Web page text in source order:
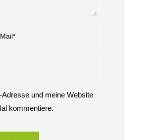
und meine Website
kommentiere.